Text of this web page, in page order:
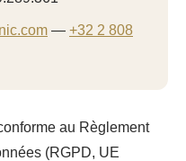
— +32 2 808
au Règlement
(RGPD, UE